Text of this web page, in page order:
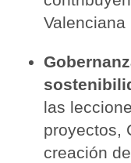
las
proyectos,
creación